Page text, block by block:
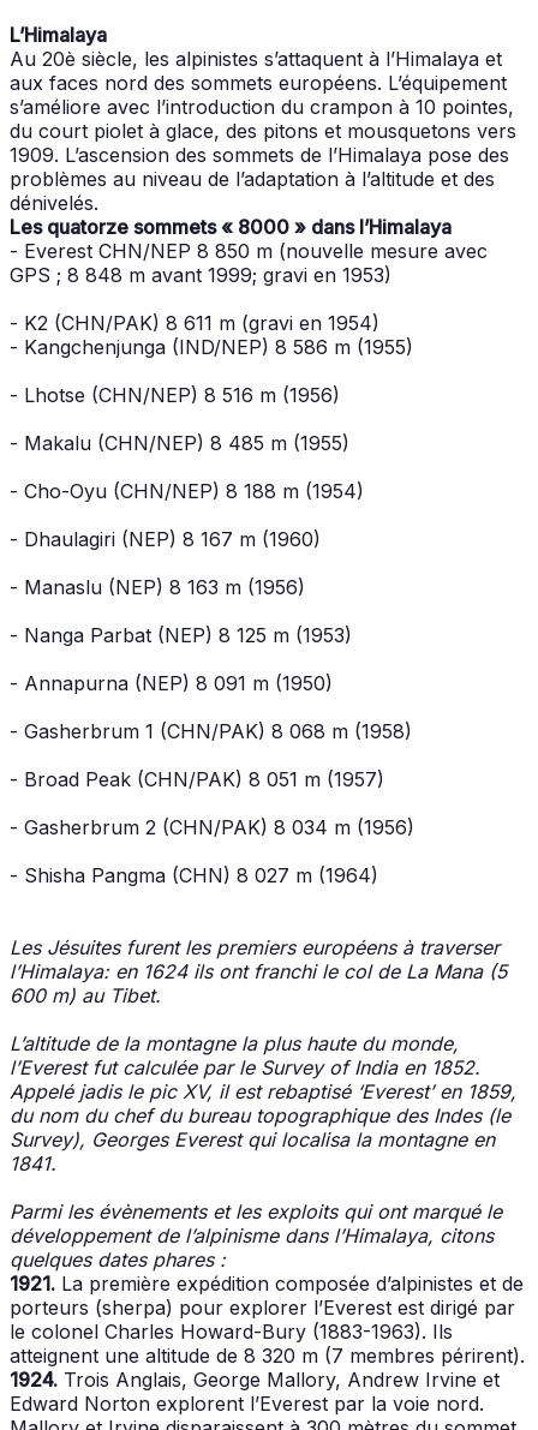
L’Himalaya
Au 20è siècle, les alpinistes s’attaquent à l’Himalaya et
aux faces nord des sommets européens. L’équipement
s’améliore avec l’introduction du crampon à 10 pointes,
du court piolet à glace, des pitons et mousquetons vers
1909. L’ascension des sommets de l’Himalaya pose des
problèmes au niveau de l’adaptation à l’altitude et des
dénivelés.
Les quatorze sommets « 8000 » dans l’Himalaya
- Everest CHN/NEP 8 850 m (nouvelle mesure avec
GPS ; 8 848 m avant 1999; gravi en 1953)
- K2 (CHN/PAK) 8 611 m (gravi en 1954)
- Kangchenjunga (IND/NEP) 8 586 m (1955)
- Lhotse (CHN/NEP) 8 516 m (1956)
- Makalu (CHN/NEP) 8 485 m (1955)
- Cho-Oyu (CHN/NEP) 8 188 m (1954)
- Dhaulagiri (NEP) 8 167 m (1960)
- Manaslu (NEP) 8 163 m (1956)
- Nanga Parbat (NEP) 8 125 m (1953)
- Annapurna (NEP) 8 091 m (1950)
- Gasherbrum 1 (CHN/PAK) 8 068 m (1958)
- Broad Peak (CHN/PAK) 8 051 m (1957)
- Gasherbrum 2 (CHN/PAK) 8 034 m (1956)
- Shisha Pangma (CHN) 8 027 m (1964)
Les Jésuites furent les premiers européens à traverser
l’Himalaya: en 1624 ils ont franchi le col de La Mana (5
600 m) au Tibet.
L’altitude de la montagne la plus haute du monde,
l’Everest fut calculée par le Survey of India en 1852.
Appelé jadis le pic XV, il est rebaptisé ‘Everest’ en 1859,
du nom du chef du bureau topographique des Indes (le
Survey), Georges Everest qui localisa la montagne en
1841.
Parmi les évènements et les exploits qui ont marqué le
développement de l’alpinisme dans l’Himalaya, citons
quelques dates phares :
1921. La première expédition composée d’alpinistes et de
porteurs (sherpa) pour explorer l’Everest est dirigé par
le colonel Charles Howard-Bury (1883-1963). Ils
atteignent une altitude de 8 320 m (7 membres périrent).
1924. Trois Anglais, George Mallory, Andrew Irvine et
Edward Norton explorent l’Everest par la voie nord.